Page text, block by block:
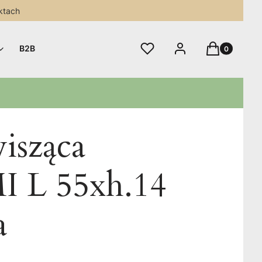
B2B Ulubione Zaloguj sięProdukty w
Koszyk
L 55xh.14